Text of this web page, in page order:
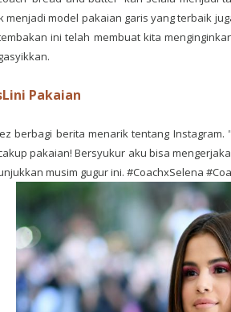
menjadi model pakaian garis yang terbaik
ini telah membuat kita
Pakaian
berbagi berita menarik tentang
pakaian! Bersyukur aku bisa
musim gugur ini. #CoachxSelena